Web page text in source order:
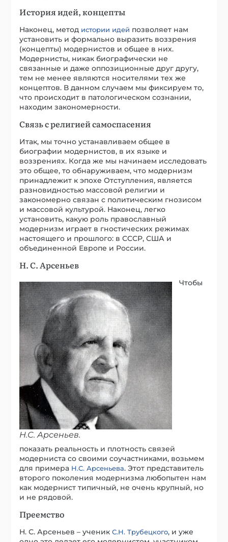
История идей, концепты
Наконец, метод истории идей позволяет нам
установить и формально выразить воззрения
(концепты) модернистов и общее в них.
Модернисты, никак биографически не
связанные и даже оппозиционные друг другу,
тем не менее являются носителями тех же
концептов. В данном случаем мы фиксируем то,
что происходит в патологическом сознании,
находим закономерности.
Связь с религией самоспасения
Итак, мы точно устанавливаем общее в
биографии модернистов, в их языке и
воззрениях. Когда же мы начинаем исследовать
это общее, то обнаруживаем, что модернизм
принадлежит к эпохе Отступления, является
разновидностью массовой религии и
закономерно связан с политическим гнозисом
и массовой культурой. Наконец, легко
установить, какую роль православный
модернизм играет в гностических режимах
настоящего и прошлого: в СССР, США и
объединенной Европе и России.
Н. С. Арсеньев
Н.С. Арсеньев.
Чтобы
показать реальность и плотность связей
модерниста со своими соучастниками, возьмем
для примера Н.С. Арсеньева. Этот представитель
второго поколения модернизма любопытен нам
как модернист типичный, не очень крупный, но
и не рядовой.
Преемство
Н. С. Арсеньев – ученикС.Н. Трубецкого, и уже